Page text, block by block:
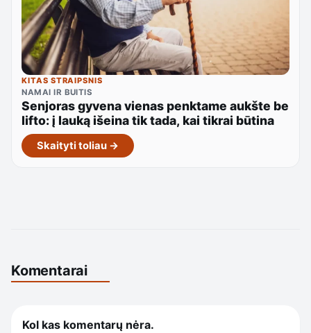
KITAS STRAIPSNIS
NAMAI IR BUITIS
Senjoras gyvena vienas penktame aukšte be
lifto: į lauką išeina tik tada, kai tikrai būtina
Skaityti toliau →
Komentarai
Kol kas komentarų nėra.